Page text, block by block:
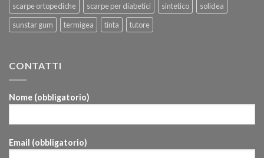
scarpe ortopediche
scarpe per diabetici sintetico
solidea
sunstar gum
termigea tinta tutore
CONTATTI
Nome (obbligatorio)
Email (obbligatorio)